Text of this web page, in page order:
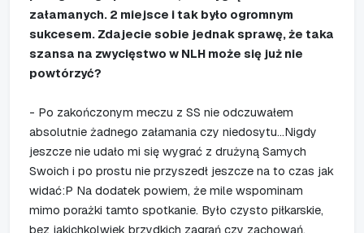
załamanych. 2 miejsce i tak było ogromnym
sukcesem. Zdajecie sobie jednak sprawę, że taka
szansa na zwycięstwo w NLH może się już nie
powtórzyć?
- Po zakończonym meczu z SS nie odczuwałem
absolutnie żadnego załamania czy niedosytu...Nigdy
jeszcze nie udało mi się wygrać z drużyną Samych
Swoich i po prostu nie przyszedł jeszcze na to czas jak
widać:P Na dodatek powiem, że mile wspominam
mimo porażki tamto spotkanie. Było czysto piłkarskie,
bez jakichkolwiek brzydkich zagrań czy zachowań.